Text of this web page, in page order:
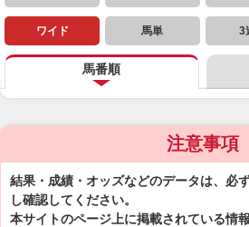
ワイド 馬単 3
馬番順
注意事項
結果・成績・オッズなどのデータは、必
し確認してください。
本サイトのページ上に掲載されている情